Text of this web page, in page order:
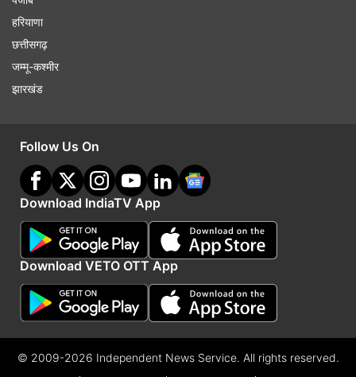
हरियाणा
छत्तीसगढ़
जम्मू-कश्मीर
झारखंड
Follow Us On
Download IndiaTV App
Download VETO OTT App
© 2009-2026 Independent News Service. All rights reserved.